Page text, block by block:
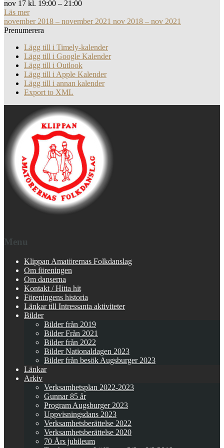
nov 17 kl. 19:00 – 21:00
Läs mer
november 2018 – november 2021 nov 2018 – nov 2021
Prenumerera
Lägg till i Timely-kalender
Lägg till i Google Kalender
Lägg till i Outlook
Lägg till i Apple Kalender
Lägg till i annan kalender
Export to XML
Menu
Klippan Amatörernas Folkdanslag
Om föreningen
Om danserna
Kontakt / Hitta hit
Föreningens historia
Länkar till Intressanta aktiviteter
Bilder
Bilder från 2019
Bilder Från 2021
Bilder från 2022
Bilder Nationaldagen 2023
Bilder från besök Augsburger 2023
Länkar
Arkiv
Verksamhetsplan 2022-2023
Gunnar 85 år
Program Augsburger 2023
Uppvisningsdans 2023
Verksamhetsberättelse 2022
Verksamhetsberättelse 2020
70 Års jubileum